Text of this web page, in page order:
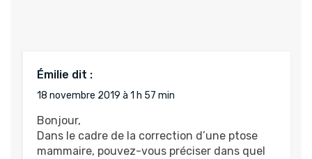
Émilie dit :
18 novembre 2019 à 1 h 57 min
Bonjour,
Dans le cadre de la correction d’une ptose
mammaire, pouvez-vous préciser dans quel